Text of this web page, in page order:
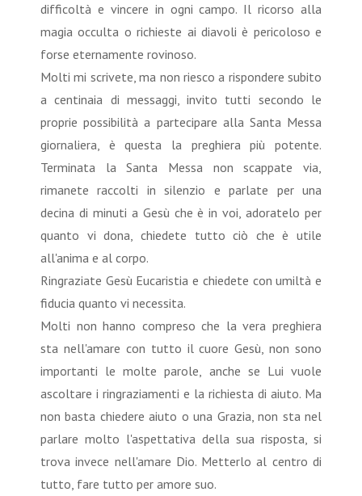
difficoltà e vincere in ogni campo. Il ricorso alla
magia occulta o richieste ai diavoli è pericoloso e
forse eternamente rovinoso.
Molti mi scrivete, ma non riesco a rispondere subito
a centinaia di messaggi, invito tutti secondo le
proprie possibilità a partecipare alla Santa Messa
giornaliera, è questa la preghiera più potente.
Terminata la Santa Messa non scappate via,
rimanete raccolti in silenzio e parlate per una
decina di minuti a Gesù che è in voi, adoratelo per
quanto vi dona, chiedete tutto ciò che è utile
all'anima e al corpo.
Ringraziate Gesù Eucaristia e chiedete con umiltà e
fiducia quanto vi necessita.
Molti non hanno compreso che la vera preghiera
sta nell'amare con tutto il cuore Gesù, non sono
importanti le molte parole, anche se Lui vuole
ascoltare i ringraziamenti e la richiesta di aiuto. Ma
non basta chiedere aiuto o una Grazia, non sta nel
parlare molto l'aspettativa della sua risposta, si
trova invece nell'amare Dio. Metterlo al centro di
tutto, fare tutto per amore suo.